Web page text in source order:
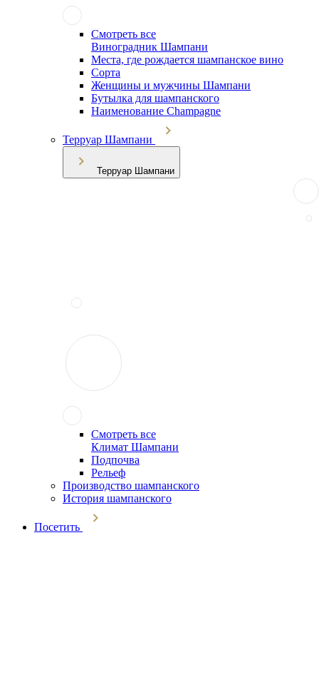
Смотреть все
Виноградник Шампани
Места, где рождается шампанское вино
Сорта
Женщины и мужчины Шампани
Бутылка для шампанского
Наименование Champagne
Терруар Шампани
Терруар Шампани
Смотреть все
Климат Шампани
Подпочва
Рельеф
Производство шампанского
История шампанского
Посетить